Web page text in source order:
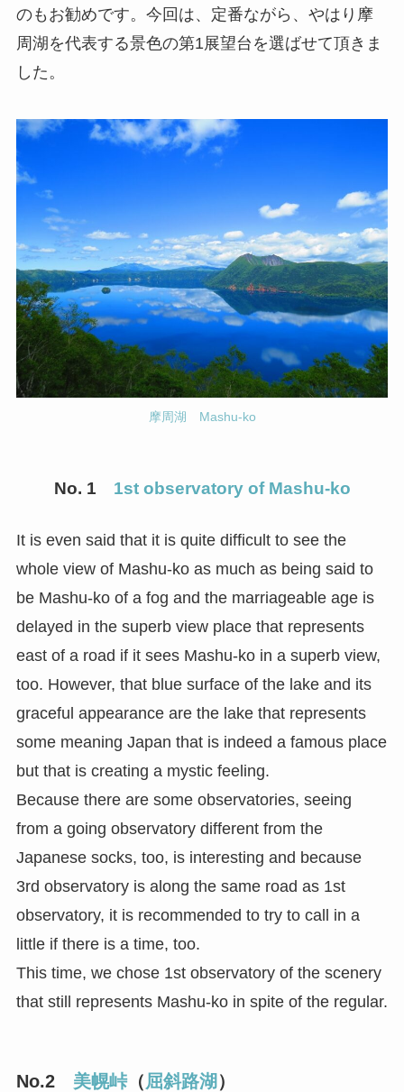
のもお勧めです。今回は、定番ながら、やはり摩
周湖を代表する景色の第1展望台を選ばせて頂きま
した。
摩周湖 Mashu-ko
No. 1 1st observatory of Mashu-ko
It is even said that it is quite difficult to see the
whole view of Mashu-ko as much as being said to
be Mashu-ko of a fog and the marriageable age is
delayed in the superb view place that represents
east of a road if it sees Mashu-ko in a superb view,
too. However, that blue surface of the lake and its
graceful appearance are the lake that represents
some meaning Japan that is indeed a famous place
but that is creating a mystic feeling.
Because there are some observatories, seeing
from a going observatory different from the
Japanese socks, too, is interesting and because
3rd observatory is along the same road as 1st
observatory, it is recommended to try to call in a
little if there is a time, too.
This time, we chose 1st observatory of the scenery
that still represents Mashu-ko in spite of the regular.
No.2 美幌峠（屈斜路湖 ）